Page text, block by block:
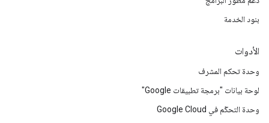
بنود الخدمة
الأدوات
وحدة تحكم المشرف
لوحة بيانات "برمجة تطبيقات Google"
وحدة التحكّم في Google Cloud